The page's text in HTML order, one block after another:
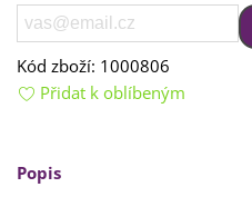
Kód zboží: 1000806
Přidat k oblíbeným
Popis